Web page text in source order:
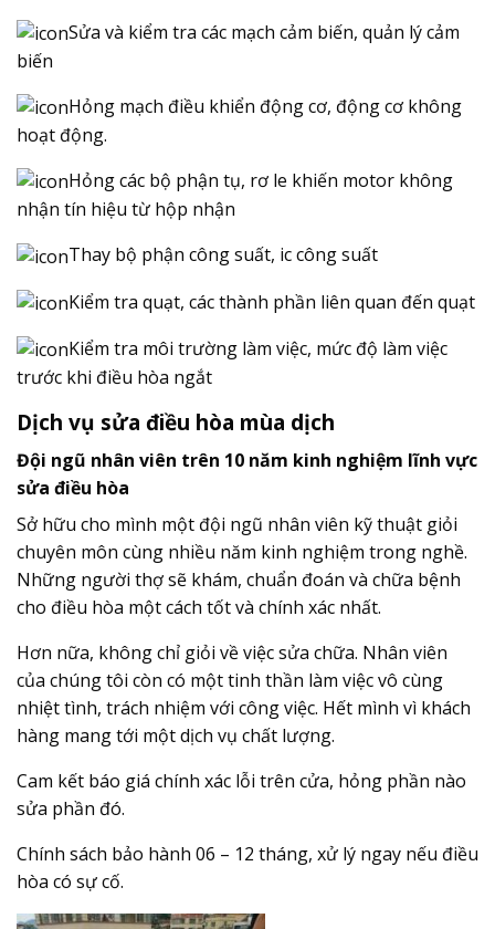
Sửa và kiểm tra các mạch cảm biến, quản lý cảm
biến
Hỏng mạch điều khiển động cơ, động cơ không
hoạt động.
Hỏng các bộ phận tụ, rơ le khiến motor không
nhận tín hiệu từ hộp nhận
Thay bộ phận công suất, ic công suất
Kiểm tra quạt, các thành phần liên quan đến quạt
Kiểm tra môi trường làm việc, mức độ làm việc
trước khi điều hòa ngắt
Dịch vụ sửa điều hòa mùa dịch
Đội ngũ nhân viên trên 10 năm kinh nghiệm lĩnh vực
sửa điều hòa
Sở hữu cho mình một đội ngũ nhân viên kỹ thuật giỏi
chuyên môn cùng nhiều năm kinh nghiệm trong nghề.
Những người thợ sẽ khám, chuẩn đoán và chữa bệnh
cho điều hòa một cách tốt và chính xác nhất.
Hơn nữa, không chỉ giỏi về việc sửa chữa. Nhân viên
của chúng tôi còn có một tinh thần làm việc vô cùng
nhiệt tình, trách nhiệm với công việc. Hết mình vì khách
hàng mang tới một dịch vụ chất lượng.
Cam kết báo giá chính xác lỗi trên cửa, hỏng phần nào
sửa phần đó.
Chính sách bảo hành 06 – 12 tháng, xử lý ngay nếu điều
hòa có sự cố.